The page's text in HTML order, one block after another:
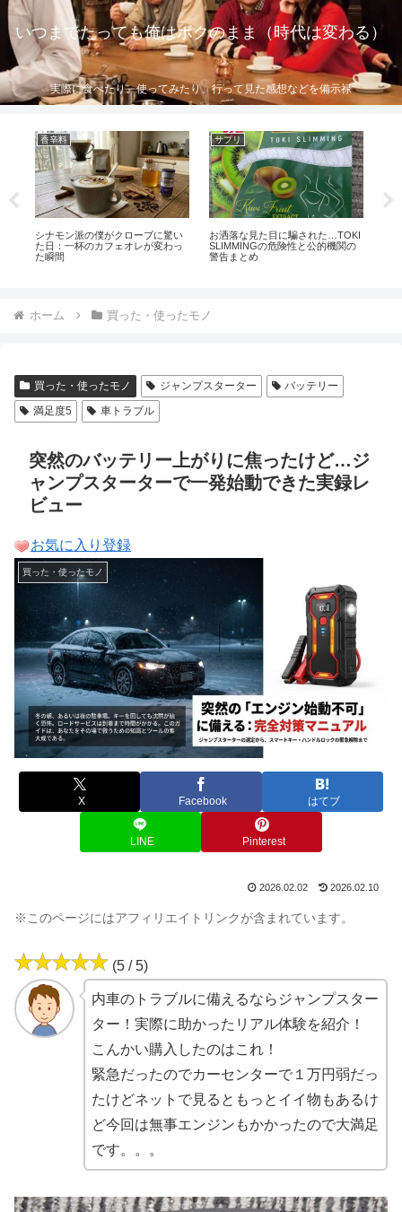
いつまでたっても俺はボクのまま（時代は変わる）
実際に食べたり、使ってみたり、行って見た感想などを備示禄
香辛料
シナモン派の僕がクローブに驚い
た日：一杯のカフェオレが変わっ
た瞬間
サプリ
お洒落な見た目に騙された…TOKI
SLIMMINGの危険性と公的機関の
警告まとめ
ホーム 買った・使ったモノ
買った・使ったモノ ジャンプスターター
バッテリー
満足度5
車トラブル
突然のバッテリー上がりに焦ったけど…ジ
ャンプスターターで一発始動できた実録レ
ビュー
お気に入り登録
買った・使ったモノ
X Facebook はてブ
LINE Pinterest
2026.02.02 2026.02.10
※このページにはアフィリエイトリンクが含まれています。
(5 / 5)
内車のトラブルに備えるならジャンプスター
ター！実際に助かったリアル体験を紹介！
こんかい購入したのはこれ！
緊急だったのでカーセンターで１万円弱だっ
たけどネットで見るともっとイイ物もあるけ
ど今回は無事エンジンもかかったので大満足
です。。。